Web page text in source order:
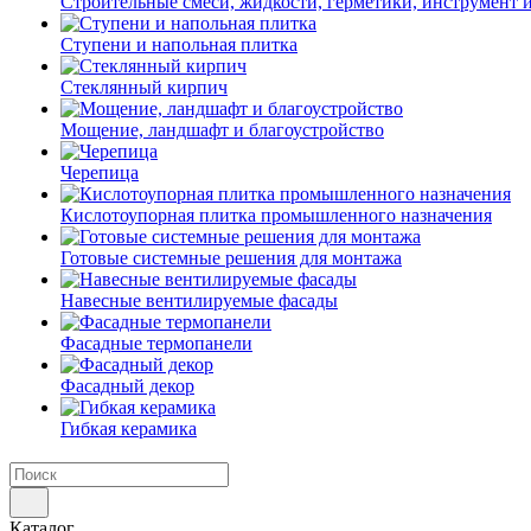
Ступени и напольная плитка
Cтеклянный кирпич
Мощение, ландшафт и благоустройство
Черепица
Кислотоупорная плитка промышленного назначения
Готовые системные решения для монтажа
Навесные вентилируемые фасады
Фасадные термопанели
Фасадный декор
Гибкая керамика